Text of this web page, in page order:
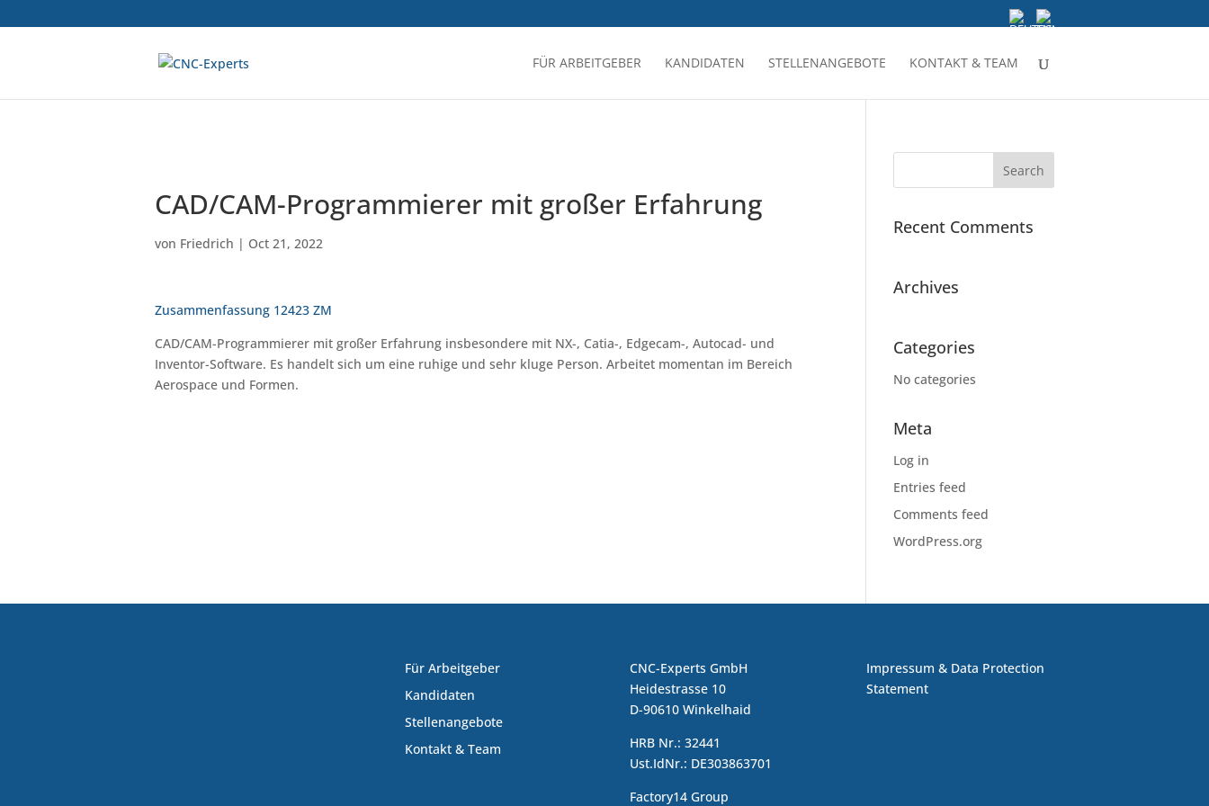
FÜR ARBEITGEBER KANDIDATEN STELLENANGEBOTE KONTAKT & TEAM
CAD/CAM-Programmierer mit großer Erfahrung
von Friedrich | Oct 21, 2022
Zusammenfassung 12423 ZM
CAD/CAM-Programmierer mit großer Erfahrung insbesondere mit NX-, Catia-, Edgecam-, Autocad- und
Inventor-Software. Es handelt sich um eine ruhige und sehr kluge Person. Arbeitet momentan im Bereich
Aerospace und Formen.
Recent Comments
Archives
Categories
No categories
Meta
Log in
Entries feed
Comments feed
WordPress.org
Für Arbeitgeber
Kandidaten
Stellenangebote
Kontakt & Team
CNC-Experts GmbH
Heidestrasse 10
D-90610 Winkelhaid
HRB Nr.: 32441
Ust.IdNr.: DE303863701
Factory14 Group
Impressum & Data Protection
Statement